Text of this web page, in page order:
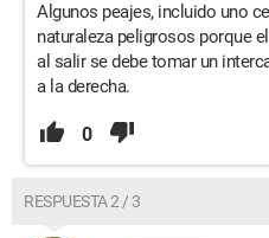
Algunos peajes, incluido uno
naturaleza peligrosos porque
al salir se debe tomar un
a la derecha.
0
RESPUESTA 2 / 3